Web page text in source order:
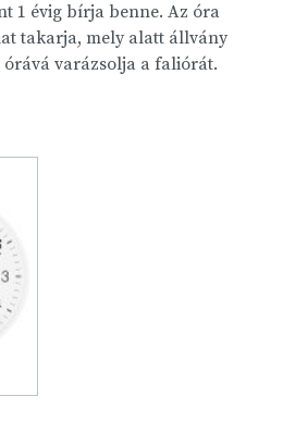
1 évig bírja benne. Az óra
takarja, mely alatt állvány
varázsolja a faliórát.